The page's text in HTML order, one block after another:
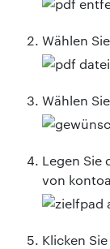
Wählen Sie
Wählen
Legen Sie
von
Klicken